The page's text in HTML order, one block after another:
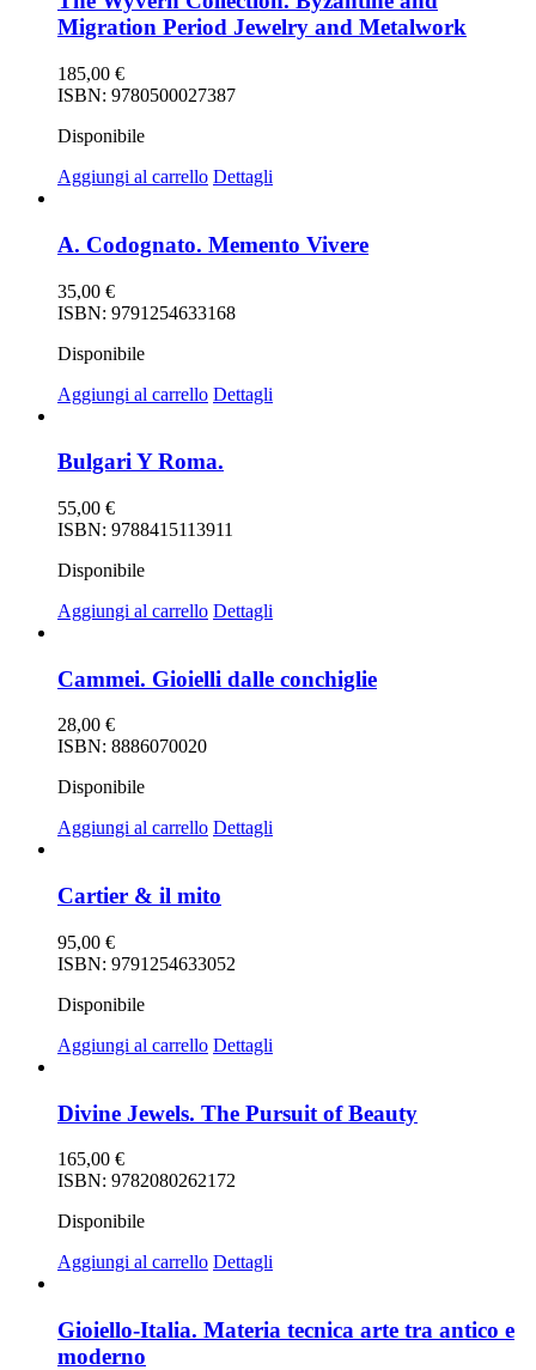
Migration Period Jewelry and Metalwork
185,00 €
ISBN: 9780500027387
Disponibile
Aggiungi al carrello Dettagli
A. Codognato. Memento Vivere
35,00 €
ISBN: 9791254633168
Disponibile
Aggiungi al carrello Dettagli
Bulgari Y Roma.
55,00 €
ISBN: 9788415113911
Disponibile
Aggiungi al carrello Dettagli
Cammei. Gioielli dalle conchiglie
28,00 €
ISBN: 8886070020
Disponibile
Aggiungi al carrello Dettagli
Cartier & il mito
95,00 €
ISBN: 9791254633052
Disponibile
Aggiungi al carrello Dettagli
Divine Jewels. The Pursuit of Beauty
165,00 €
ISBN: 9782080262172
Disponibile
Aggiungi al carrello Dettagli
Gioiello-Italia. Materia tecnica arte tra antico e
moderno